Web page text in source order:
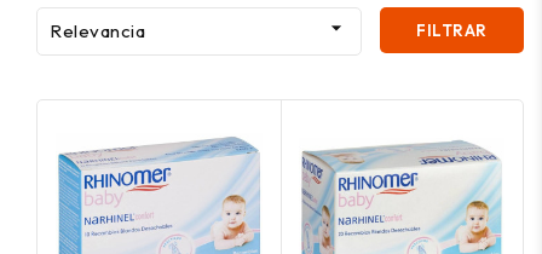
Relevancia  FILTRAR